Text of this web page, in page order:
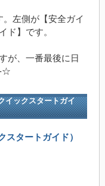
左側が【安全ガイ
ド】です。
が、一番最後に日
☆
イックスタートガイ
スタートガイド）